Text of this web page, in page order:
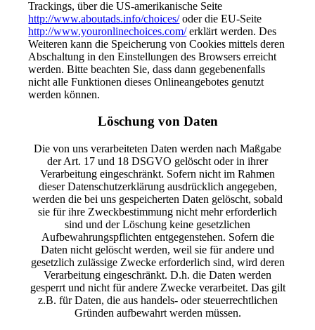
Trackings, über die US-amerikanische Seite
http://www.aboutads.info/choices/oder die EU-Seite
http://www.youronlinechoices.com/erklärt werden. Des
Weiteren kann die Speicherung von Cookies mittels deren
Abschaltung in den Einstellungen des Browsers erreicht
werden. Bitte beachten Sie, dass dann gegebenenfalls
nicht alle Funktionen dieses Onlineangebotes genutzt
werden können.
Löschung von Daten
Die von uns verarbeiteten Daten werden nach Maßgabe
der Art. 17 und 18 DSGVO gelöscht oder in ihrer
Verarbeitung eingeschränkt. Sofern nicht im Rahmen
dieser Datenschutzerklärung ausdrücklich angegeben,
werden die bei uns gespeicherten Daten gelöscht, sobald
sie für ihre Zweckbestimmung nicht mehr erforderlich
sind und der Löschung keine gesetzlichen
Aufbewahrungspflichten entgegenstehen. Sofern die
Daten nicht gelöscht werden, weil sie für andere und
gesetzlich zulässige Zwecke erforderlich sind, wird deren
Verarbeitung eingeschränkt. D.h. die Daten werden
gesperrt und nicht für andere Zwecke verarbeitet. Das gilt
z.B. für Daten, die aus handels- oder steuerrechtlichen
Gründen aufbewahrt werden müssen.